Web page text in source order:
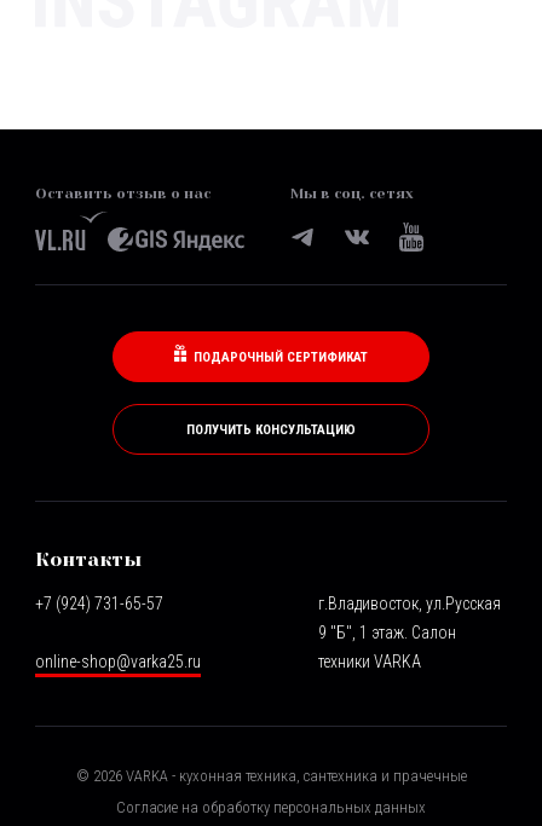
Оставить отзыв о нас Мы в соц. сетях
ПОДАРОЧНЫЙ СЕРТИФИКАТ
ПОЛУЧИТЬ КОНСУЛЬТАЦИЮ
Контакты
+7 (924) 731-65-57
online-shop@varka25.ru
г.Владивосток, ул.Русская
9 "Б", 1 этаж. Салон
техники VARKA
© 2026VARKA - кухонная техника, сантехника и прачечные
Согласие на обработку персональных данных